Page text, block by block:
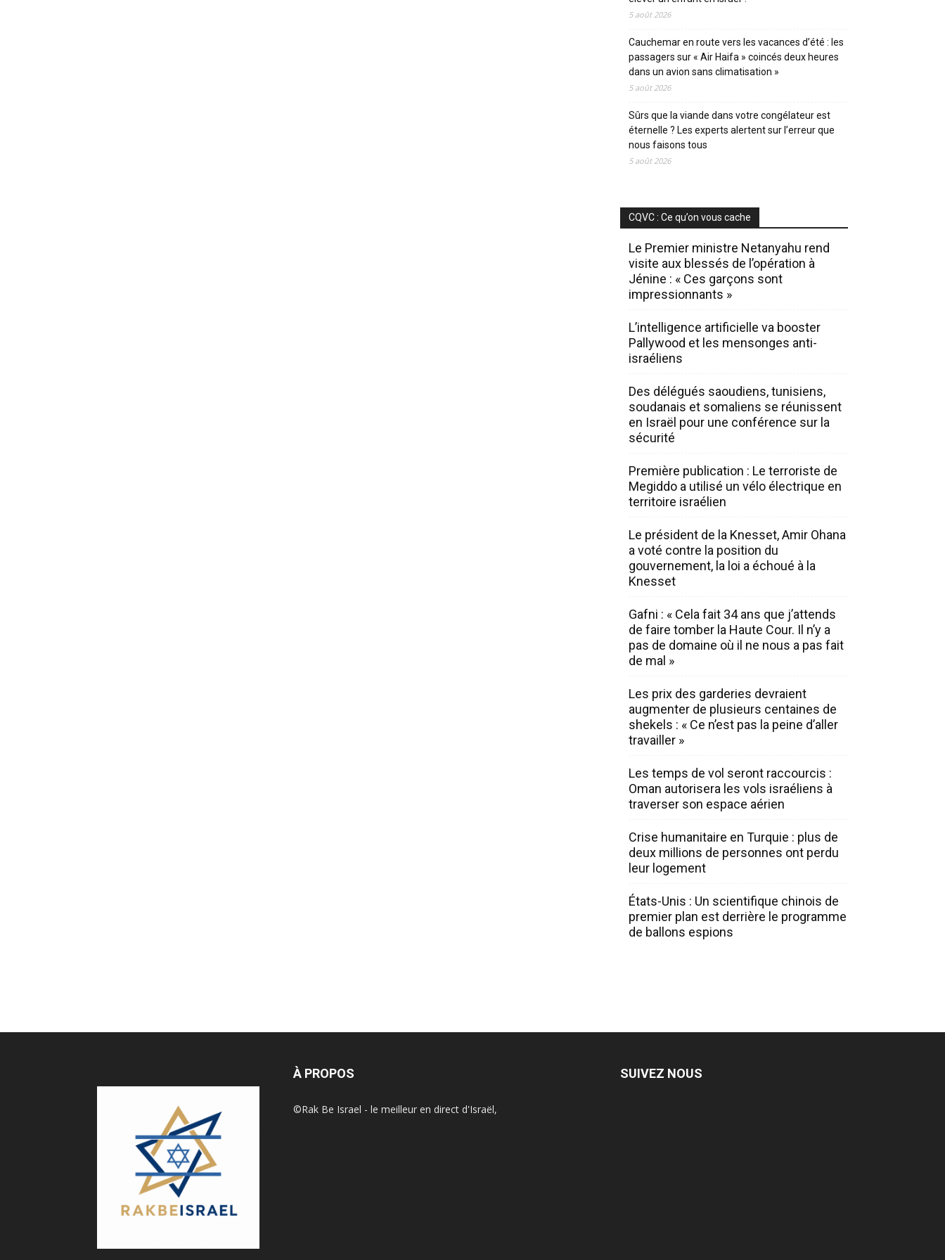
5 août 2026
Cauchemar en route vers les vacances d’été : les
passagers sur « Air Haifa » coincés deux heures
dans un avion sans climatisation »
5 août 2026
Sûrs que la viande dans votre congélateur est
éternelle ? Les experts alertent sur l’erreur que
nous faisons tous
5 août 2026
CQVC : Ce qu’on vous cache
Le Premier ministre Netanyahu rend
visite aux blessés de l’opération à
Jénine : « Ces garçons sont
impressionnants »
L’intelligence artificielle va booster
Pallywood et les mensonges anti-
israéliens
Des délégués saoudiens, tunisiens,
soudanais et somaliens se réunissent
en Israël pour une conférence sur la
sécurité
Première publication : Le terroriste de
Megiddo a utilisé un vélo électrique en
territoire israélien
Le président de la Knesset, Amir Ohana
a voté contre la position du
gouvernement, la loi a échoué à la
Knesset
Gafni : « Cela fait 34 ans que j’attends
de faire tomber la Haute Cour. Il n’y a
pas de domaine où il ne nous a pas fait
de mal »
Les prix des garderies devraient
augmenter de plusieurs centaines de
shekels : « Ce n’est pas la peine d’aller
travailler »
Les temps de vol seront raccourcis :
Oman autorisera les vols israéliens à
traverser son espace aérien
Crise humanitaire en Turquie : plus de
deux millions de personnes ont perdu
leur logement
États-Unis : Un scientifique chinois de
premier plan est derrière le programme
de ballons espions
À PROPOS
©Rak Be Israel - le meilleur en direct d'Israël,
SUIVEZ NOUS